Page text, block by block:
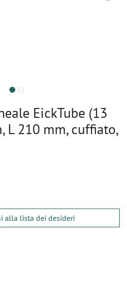
EickTube (13
L 210 mm, cuffiato,
alla lista dei desideri